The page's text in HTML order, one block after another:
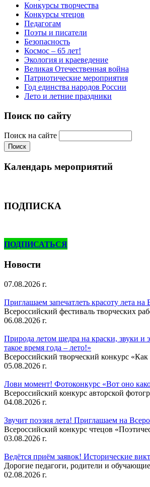
Конкурсы творчества
Конкурсы чтецов
Педагогам
Поэты и писатели
Безопасность
Космос – 65 лет!
Экология и краеведение
Великая Отечественная война
Патриотические мероприятия
Год единства народов России
Лето и летние праздники
Поиск по сайту
Поиск на сайте
Календарь мероприятий
ПОДПИСКА
ПОДПИСАТЬСЯ
Новости
07.08.2026 г.
Приглашаем запечатлеть красоту лета
Всероссийский фестиваль творческих
06.08.2026 г.
Природа летом щедра на краски, звуки и
такое время года – лето!»
Всероссийский творческий конкурс «Как
05.08.2026 г.
Лови момент! Фотоконкурс «Вот оно
Всероссийский конкурс авторской
04.08.2026 г.
Звучит поэзия лета! Приглашаем на
Всероссийский конкурс чтецов
03.08.2026 г.
Ведётся приём заявок! Исторические
Дорогие педагоги, родители и
02.08.2026 г.